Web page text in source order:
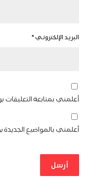
البريد الإلكتروني*
أعلمني بمتابعة التعليقات
أعلمني بالمواضيع الجديدة